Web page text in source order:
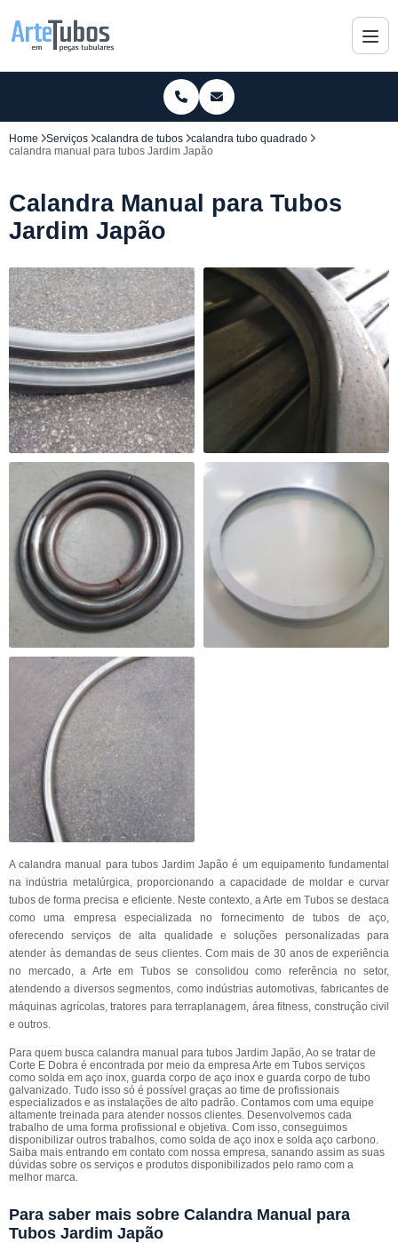
Home Serviços calandra de tubos
calandra tubo quadrado
calandra manual para tubos Jardim Japão
Calandra Manual para Tubos
Jardim Japão
A calandra manual para tubos Jardim Japão é um equipamento fundamental
na indústria metalúrgica, proporcionando a capacidade de moldar e curvar
tubos de forma precisa e eficiente. Neste contexto, a Arte em Tubos se destaca
como uma empresa especializada no fornecimento de tubos de aço,
oferecendo serviços de alta qualidade e soluções personalizadas para
atender às demandas de seus clientes. Com mais de 30 anos de experiência
no mercado, a Arte em Tubos se consolidou como referência no setor,
atendendo a diversos segmentos, como indústrias automotivas, fabricantes de
máquinas agrícolas, tratores para terraplanagem, área fitness, construção civil
e outros.
Para quem busca calandra manual para tubos Jardim Japão, Ao se tratar de
Corte E Dobra é encontrada por meio da empresa Arte em Tubos serviços
como solda em aço inox, guarda corpo de aço inox e guarda corpo de tubo
galvanizado. Tudo isso só é possível graças ao time de profissionais
especializados e as instalações de alto padrão. Contamos com uma equipe
altamente treinada para atender nossos clientes. Desenvolvemos cada
trabalho de uma forma profissional e objetiva. Com isso, conseguimos
disponibilizar outros trabalhos, como solda de aço inox e solda aço carbono.
Saiba mais entrando em contato com nossa empresa, sanando assim as suas
dúvidas sobre os serviços e produtos disponibilizados pelo ramo com a
melhor marca.
Para saber mais sobre Calandra Manual para
Tubos Jardim Japão